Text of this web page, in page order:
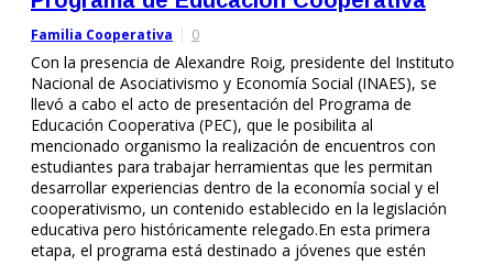
Familia Cooperativa 0
Con la presencia de Alexandre Roig, presidente del Instituto
Nacional de Asociativismo y Economía Social (INAES), se
llevó a cabo el acto de presentación del Programa de
Educación Cooperativa (PEC), que le posibilita al
mencionado organismo la realización de encuentros con
estudiantes para trabajar herramientas que les permitan
desarrollar experiencias dentro de la economía social y el
cooperativismo, un contenido establecido en la legislación
educativa pero históricamente relegado.En esta primera
etapa, el programa está destinado a jóvenes que estén